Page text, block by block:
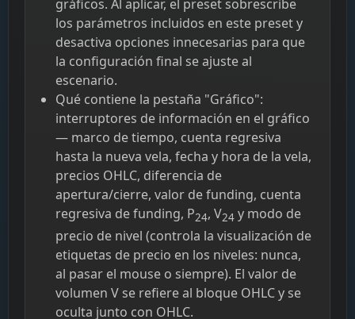
gráficos. Al aplicar, el preset sobrescribe
los parámetros incluidos en este preset y
desactiva opciones innecesarias para que
la configuración final se ajuste al
escenario.
Qué contiene la pestaña "Gráfico":
interruptores de información en el gráfico
— marco de tiempo, cuenta regresiva
hasta la nueva vela, fecha y hora de la vela,
precios OHLC, diferencia de
apertura/cierre, valor de funding, cuenta
regresiva de funding, P24, V24 y modo de
precio de nivel (controla la visualización de
etiquetas de precio en los niveles: nunca,
al pasar el mouse o siempre). El valor de
volumen V se refiere al bloque OHLC y se
oculta junto con OHLC.